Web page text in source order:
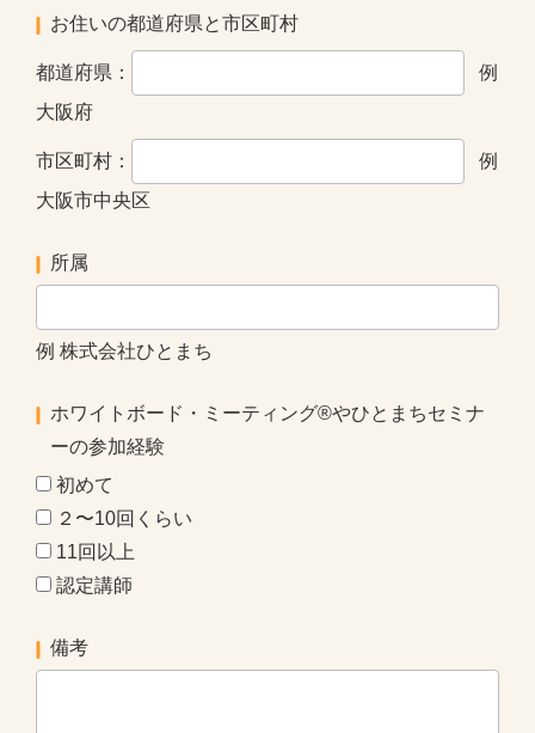
お住いの都道府県と市区町村
都道府県：
例
大阪府
市区町村：
例
大阪市中央区
所属
例 株式会社ひとまち
ホワイトボード・ミーティング®やひとまちセミナ
ーの参加経験
初めて
２〜10回くらい
11回以上
認定講師
備考